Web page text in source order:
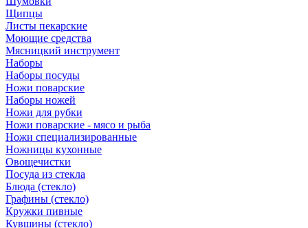
Щипцы
Листы пекарские
Моющие средства
Мясницкий инструмент
Наборы
Наборы посуды
Ножи поварские
Наборы ножей
Ножи для рубки
Ножи поварские - мясо и рыба
Ножи специализированные
Ножницы кухонные
Овощечистки
Посуда из стекла
Блюда (стекло)
Графины (стекло)
Кружки пивные
Кувшины (стекло)